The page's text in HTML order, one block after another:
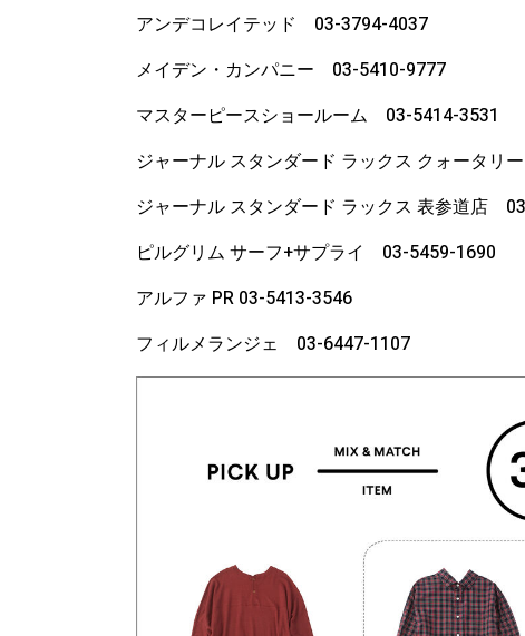
アンデコレイテッド 03-3794-4037
メイデン・カンパニー 03-5410-9777
マスターピースショールーム 03-5414-3531
ジャーナル スタンダード ラックス クォータ
ジャーナル スタンダード ラックス 表参道店
ピルグリム サーフ+サプライ 03-5459-1690
アルファ PR 03-5413-3546
フィルメランジェ 03-6447-1107